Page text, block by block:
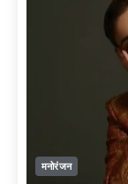
मनोरंजन